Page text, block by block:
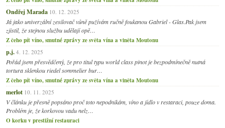
Ondřej Marada 10. 12. 2025
Já jako univerzální zesilovač vůně pužívám ručně foukanou Gabriel - Glas.Pak jsem
zjistil, že stejnou službu udělají opě…
Z čeho pít víno, smutné zprávy ze světa vína a viněta Moutonu
p.j. 4. 12. 2025
Pořád jsem přesvědčený, že pro titul typu world class pinot je bezpodmínečně nutná
tortura sklenkou riedel sommelier bur…
Z čeho pít víno, smutné zprávy ze světa vína a viněta Moutonu
merlot 10. 11. 2025
V článku je přesně popsáno proč toto nepodnikám, víno a jídlo v restaraci, pouze doma.
Problém je, že korkovou vadu nelz…
O korku v prestižní restauraci